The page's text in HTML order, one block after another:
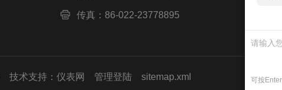
可按
传真：86-022-23778895
技术支持： 仪表网 管理登陆 sitemap.xml